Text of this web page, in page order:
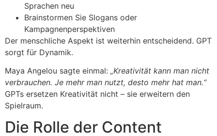
Sprachen neu
Brainstormen Sie Slogans oder
Kampagnenperspektiven
Der menschliche Aspekt ist weiterhin entscheidend. GPT
sorgt für Dynamik.
Maya Angelou sagte einmal: „Kreativität kann man nicht
verbrauchen. Je mehr man nutzt, desto mehr hat man.“
GPTs ersetzen Kreativität nicht – sie erweitern den
Spielraum.
Die Rolle der Content